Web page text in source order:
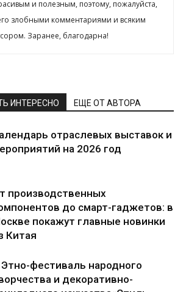
и полезным, поэтому, пожалуйста,
злобными комментариями и всяким
Заранее, благодарна!
ИНТЕРЕСНО ЕЩЕ ОТ АВТОРА
отраслевых выставок и
на 2026 год
производственных
до смарт-гаджетов: в
покажут главные новинки
Китая
Этно-фестиваль народного
и декоративно-